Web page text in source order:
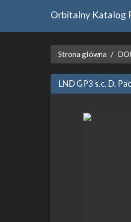
Orbitalny Katalog
Strona główna
LND GP3 s.c. D.